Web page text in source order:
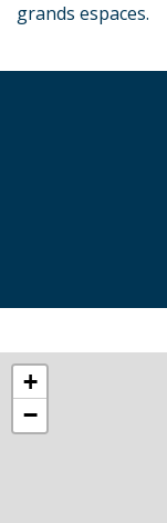
grands espaces.
+
−